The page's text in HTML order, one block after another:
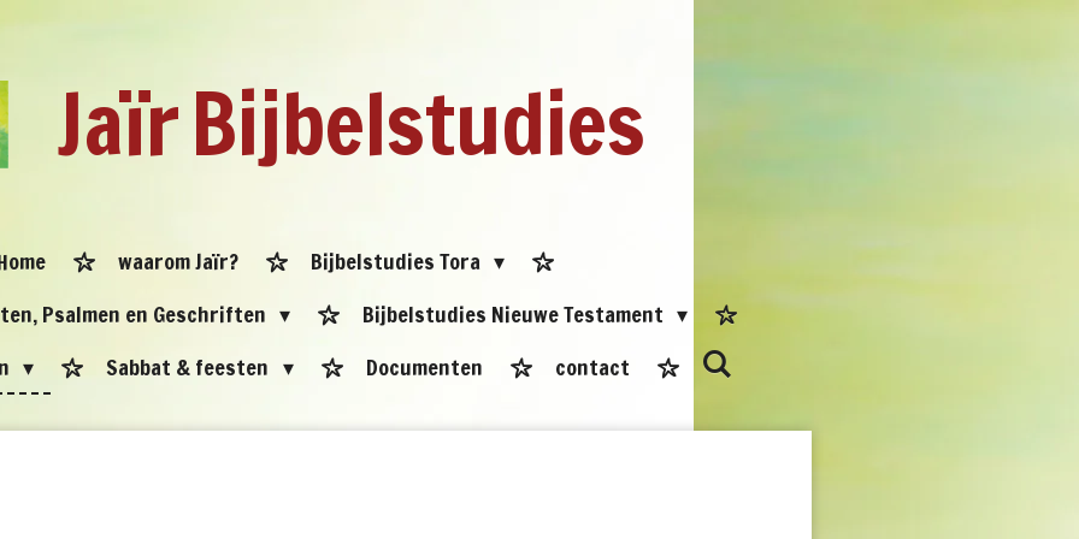
JaïrBijbelstudies
waarom Jaïr?
Bijbelstudies Tora
Psalmen en Geschriften
Bijbelstudies Nieuwe Testament
Sabbat & feesten Documenten contact